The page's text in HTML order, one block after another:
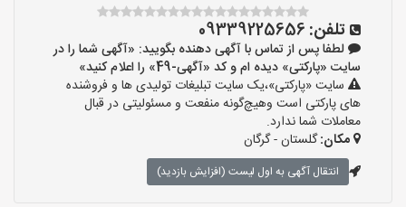
تلفن: 09339225656
لطفا پس از تماس با آگهی دهنده بگویید: «آگهی شما را در
سایت «پارکتی» دیده ام و کد «آگهی-49» را اعلام کنید»
سایت «پارکتی»،یک سایت تبلیغات تولیدی ها و فروشنده
های پارکتی است وهیچ‌گونه منفعت و مسئولیتی در قبال
معاملات شما ندارد.
مکان:گلستان - گرگان
انتقال آگهی به اول لیست (افزایش بازدید)